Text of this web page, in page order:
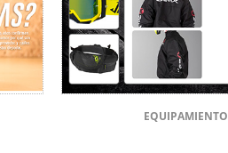
EQUIPAMIENTO